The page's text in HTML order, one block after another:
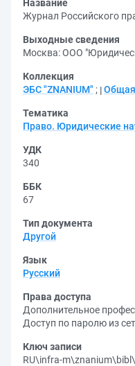
Название
Журнал Российского
Выходные сведения
Москва: ООО
Коллекция
ЭБС "ZNANIUM" ; Общая
Тематика
Право. Юридические
УДК
340
ББК
67
Тип документа
Другой
Язык
Русский
Права доступа
Дополнительное
Доступ по паролю из
Ключ записи
RU\infra-